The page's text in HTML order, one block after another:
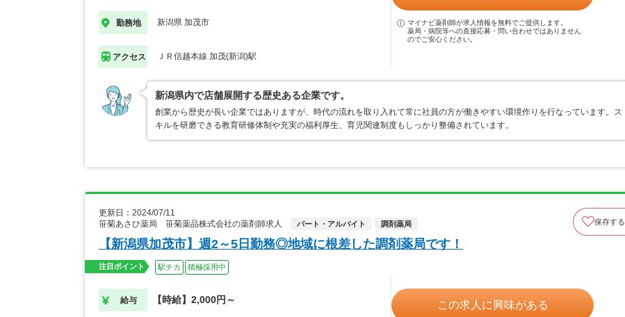
勤務地 新潟県 加茂市
アクセス ＪＲ信越本線 加茂(新潟)駅
マイナビ薬剤師が求人情報を無料でご提供します。
薬局・病院等への直接応募・問い合わせではありません
のでご安心ください。
新潟県内で店舗展開する歴史ある企業です。
創業から歴史が長い企業ではありますが、時代の流れを取り入れて常に社員の方が働きやすい環境作りを行なっています。ス
キルを研磨できる教育研修体制や充実の福利厚生、育児関連制度もしっかり整備されています。
更新日：2024/07/11
笹菊あさひ薬局 笹菊薬品株式会社の薬剤師求人
パート・アルバイト 調剤薬局 保存する
【新潟県加茂市】週2～5日勤務◎地域に根差した調剤薬局です！
注目ポイント 駅チカ 積極採用中
給与 【時給】2,000円～ この求人に興味がある